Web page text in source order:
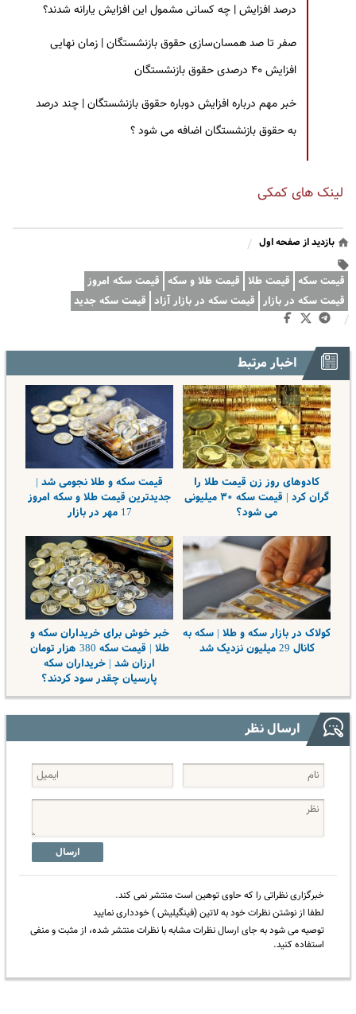
درصد افزایش | چه کسانی مشمول این افزایش یارانه شدند؟
صفر تا صد همسان‌سازی حقوق بازنشستگان | زمان نهایی
افزایش ۴۰ درصدی حقوق بازنشستگان
خبر مهم درباره افزایش دوباره حقوق بازنشستگان | چند درصد
به حقوق بازنشستگان اضافه می شود ؟
لینک های کمکی
بازدید از صفحه اول /
قیمت سکه قیمت طلا قیمت طلا و سکه قیمت سکه امروز
قیمت سکه در بازار قیمت سکه در بازار آزاد قیمت سکه جدید
/
اخبار مرتبط
کادوهای روز زن قیمت طلا را
گران کرد | قیمت سکه ۳۰ میلیونی
می شود؟
قیمت سکه و طلا نجومی شد |
جدیدترین قیمت طلا و سکه امروز
17 مهر در بازار
کولاک در بازار سکه و طلا | سکه به
کانال 29 میلیون نزدیک شد
خبر خوش برای خریداران سکه و
طلا | قیمت سکه 380 هزار تومان
ارزان شد | خریداران سکه
پارسیان چقدر سود کردند؟
ارسال نظر
ارسال
خبرگزاری نظراتی را که حاوی توهین است منتشر نمی کند.
لطفا از نوشتن نظرات خود به لاتین (فینگیلیش ) خودداری نمایید
توصیه می شود به جای ارسال نظرات مشابه با نظرات منتشر شده، از مثبت و منفی
استفاده کنید.